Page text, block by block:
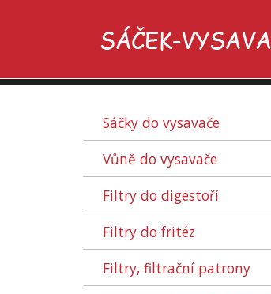
Sáčky do vysavače
Vůně do vysavače
Filtry do digestoří
Filtry do fritéz
Filtry, filtrační patrony